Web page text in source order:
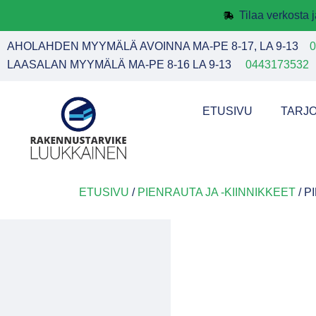
Tilaa verkosta
AHOLAHDEN MYYMÄLÄ AVOINNA MA-PE 8-17, LA 9-13
LAASALAN MYYMÄLÄ MA-PE 8-16 LA 9-13
0443173532
ETUSIVU
ETUSIVU / PIENRAUTA JA -KIINNIKKEET /